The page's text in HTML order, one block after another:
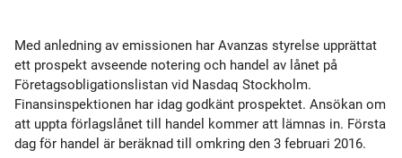
Med anledning av emissionen har Avanzas styrelse upprättat
ett prospekt avseende notering och handel av lånet på
Företagsobligationslistan vid Nasdaq Stockholm.
Finansinspektionen har idag godkänt prospektet. Ansökan om
att uppta förlagslånet till handel kommer att lämnas in. Första
dag för handel är beräknad till omkring den 3 februari 2016.